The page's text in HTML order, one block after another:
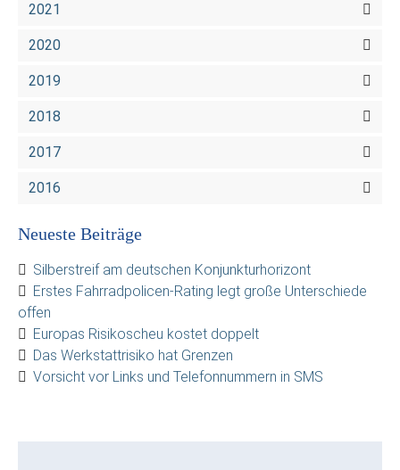
2021
2020
2019
2018
2017
2016
Neueste Beiträge
Silberstreif am deutschen Konjunkturhorizont
Erstes Fahrradpolicen-Rating legt große Unterschiede
offen
Europas Risikoscheu kostet doppelt
Das Werkstattrisiko hat Grenzen
Vorsicht vor Links und Telefonnummern in SMS